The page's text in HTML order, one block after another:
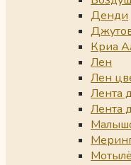
Денди
Криа
Лен
Лен
Лента
Лента